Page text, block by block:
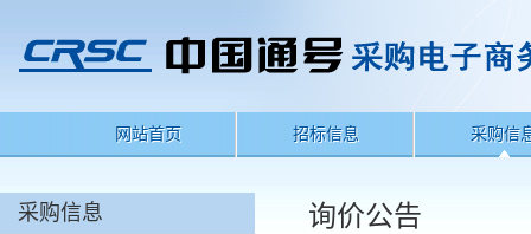
网站首页 招标信息 采购信
采购信息 询价公告